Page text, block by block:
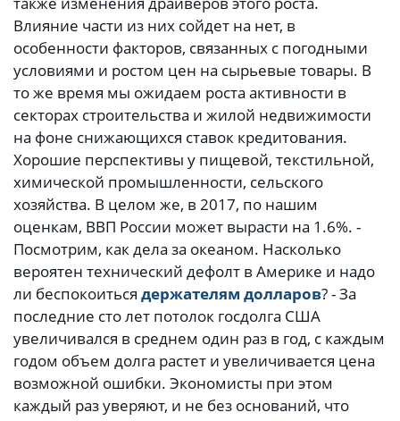
Влияние части из них сойдет на нет, в
особенности факторов, связанных с погодными
условиями и ростом цен на сырьевые товары. В
то же время мы ожидаем роста активности в
секторах строительства и жилой недвижимости
на фоне снижающихся ставок кредитования.
Хорошие перспективы у пищевой, текстильной,
химической промышленности, сельского
хозяйства. В целом же, в 2017, по нашим
оценкам, ВВП России может вырасти на 1.6%. -
Посмотрим, как дела за океаном. Насколько
вероятен технический дефолт в Америке и надо
ли беспокоиться держателям долларов? - За
последние сто лет потолок госдолга США
увеличивался в среднем один раз в год, с каждым
годом объем долга растет и увеличивается цена
возможной ошибки. Экономисты при этом
каждый раз уверяют, и не без оснований, что